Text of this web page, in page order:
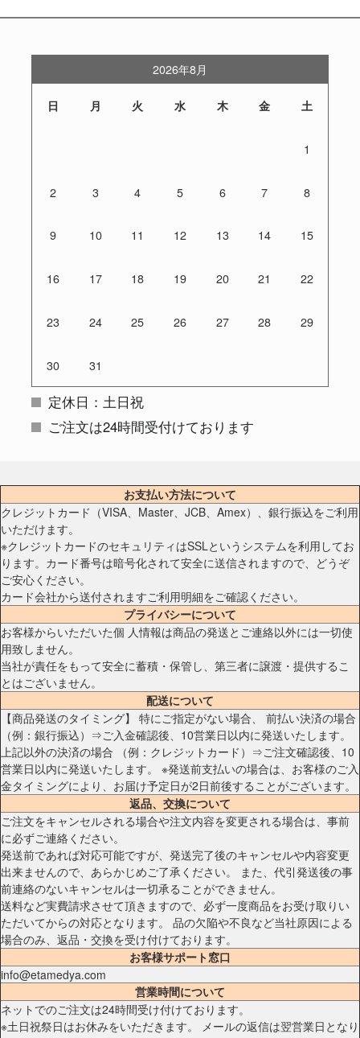
2026年8月
日 月 火 水 木 金 土
1
2 3 4 5 6 7 8
9 10 11 12 13 14 15
16 17 18 19 20 21 22
23 24 25 26 27 28 29
30 31
定休日：土日祝
ご注文は24時間受付けております
お支払い方法について
クレジットカード（VISA、Master、JCB、Amex）、銀行振込をご利用
いただけます。
※クレジットカードのセキュリティはSSLというシステムを利用してお
ります。カード番号は暗号化されて安全に送信されますので、どうぞ
ご安心ください。
カード会社から送付されますご利用明細をご確認ください。
プライバシーについて
お客様からいただいた個 人情報は商品の発送とご連絡以外には一切使
用致しません。
当社が責任をもって安全に蓄積・保管し、第三者に譲渡・提供するこ
とはございません。
配送について
【商品発送のタイミング】 特にご指定がない場合、 前払い決済の場合
（例：銀行振込）⇒ご入金確認後、10営業日以内に発送いたします。
上記以外の決済の場合 （例：クレジットカード）⇒ご注文確認後、10
営業日以内に発送いたします。 ※発送前支払いの場合は、お客様のご入
金タイミングにより、お届け予定日が2日前後することがございます。
返品、交換について
ご注文をキャンセルされる場合や注文内容を変更される場合は、事前
に必ずご連絡ください。
発送前であれば対応可能ですが、発送完了後のキャンセルや内容変更
出来ませんので、あらかじめご了承ください。 また、代引発送後の事
前連絡のないキャンセルは一切承ることができません。
送料など実費請求させて頂きますので、必ず一度商品をお受け取りい
ただいてからの対応となります。 品の欠陥や不良など当社原因による
場合のみ、返品・交換を受け付けております。
お客様サポート窓口
info@etamedya.com
営業時間について
ネットでのご注文は24時間受け付けております。
※土日祝祭日はお休みをいただきます。 メールの返信は翌営業日となり